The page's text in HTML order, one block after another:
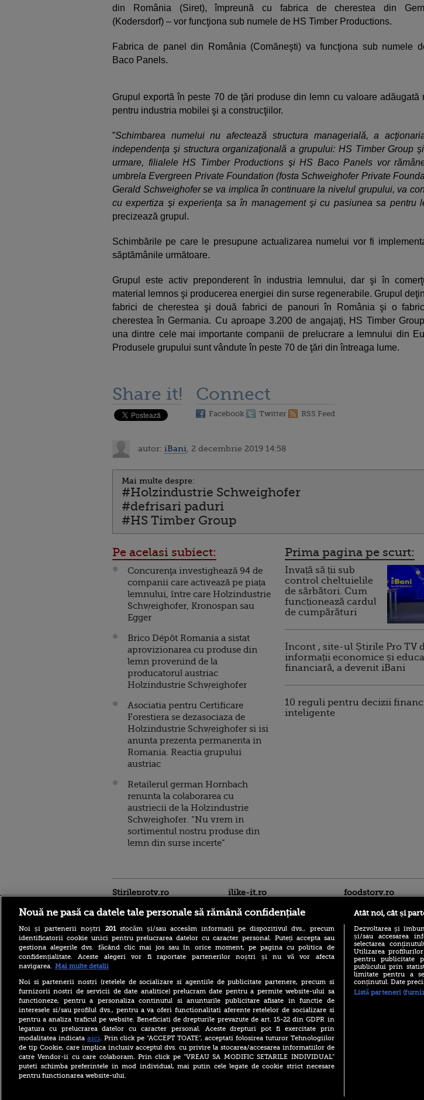
din România (Siret), împreună cu fabrica de cherestea din
(Kodersdorf) – vor funcţiona sub numele de HS Timber Productions.
Fabrica de panel din România (Comăneşti) va funcţiona sub numele
Baco Panels.
Grupul exportă în peste 70 de ţări produse din lemn cu valoare adăugată
pentru industria mobilei şi a construcţiilor.
”Schimbarea numelui nu afectează structura managerială, a
independenţa şi structura organizaţională a grupului: HS Timber Group
urmare, filialele HS Timber Productions şi HS Baco Panels vor
umbrela Evergreen Private Foundation (fosta Schweighofer Private
Gerald Schweighofer se va implica în continuare la nivelul grupului, va
cu expertiza şi experienţa sa în management şi cu pasiunea sa pentru
precizează grupul.
Schimbările pe care le presupune actualizarea numelui vor fi
săptămânile următoare.
Grupul este activ preponderent în industria lemnului, dar şi în
material lemnos şi producerea energiei din surse regenerabile. Grupul
fabrici de cherestea şi două fabrici de panouri în România şi o
cherestea în Germania. Cu aproape 3.200 de angajaţi, HS Timber
una dintre cele mai importante companii de prelucrare a lemnului din
Produsele grupului sunt vândute în peste 70 de ţări din întreaga lume.
Share it! Connect
Facebook Twitter RSS Feed
autor: iBani , 2 decembrie 2019 14:58
Mai multe despre:
#Holzindustrie Schweighofer
#defrisari paduri
#HS Timber Group
Pe acelasi subiect:
Concurenţa investighează 94 de
companii care activează pe piața
lemnului, între care Holzindustrie
Schweighofer, Kronospan sau
Egger
Brico Dépôt Romania a sistat
aprovizionarea cu produse din
lemn provenind de la
producatorul austriac
Holzindustrie Schweighofer
Asociatia pentru Certificare
Forestiera se dezasociaza de
Holzindustrie Schweighofer si isi
anunta prezenta permanenta in
Romania. Reactia grupului
austriac
Retailerul german Hornbach
renunta la colaborarea cu
austriecii de la Holzindustrie
Schweighofer. “Nu vrem in
sortimentul nostru produse din
lemn din surse incerte”
Prima pagina pe scurt:
Invață să ții sub
control cheltuielile
de sărbători. Cum
funcționează cardul
de cumpărături
Incont , site-ul Știrile Pro TV
informații economice și
financiară, a devenit iBani
10 reguli pentru decizii
inteligente
Stirileprotv.ro
Iranul le pune SUA pentru a
redeschide strâmtoarea
Ormuz după „două războaie
Iranul, aproape de un acord
cu Omanul pentru
Strâmtoarea Ormuz. Ce
condiții pune Teheranul
Volodimir Zelenski, apel
disperat către aliați:
„Rachetele voastre din
ilike-it.ro foodstory.ro
(P) Descoperă Lumea
Evenimentelor din
cu Transilvania
Nouă ne pasă ca datele tale personale să rămână confidențiale
Noi și partenerii noștri 201stocăm și/sau accesăm informații pe dispozitivul dvs., precum
identificatorii cookie unici pentru prelucrarea datelor cu caracter personal. Puteți accepta sau
gestiona alegerile dvs. făcând clic mai jos sau în orice moment, pe pagina cu politica de
confidențialitate. Aceste alegeri vor fi raportate partenerilor noștri și nu vă vor afecta
navigarea. Mai multe detalii
Noi si partenerii nostri (retelele de socializare si agentiile de publicitate partenere, precum si
furnizorii nostri de servicii de date analitice) prelucram date pentru a permite website-ului sa
functioneze, pentru a personaliza continutul si anunturile publicitare afisate in functie de
interesele si/sau profilul dvs., pentru a va oferi functionalitati aferente retelelor de socializare si
pentru a analiza traficul pe website. Beneficiati de drepturile prevazute de art. 15-22 din GDPR in
legatura cu prelucrarea datelor cu caracter personal. Aceste drepturi pot fi exercitate prin
modalitatea indicata aici. Prin click pe “ACCEPT TOATE”, acceptati folosirea tuturor Tehnologiilor
de tip Cookie, care implica inclusiv acceptul dvs. cu privire la stocarea/accesarea informatiilor de
catre Vendor-ii cu care colaboram. Prin click pe “VREAU SA MODIFIC SETARILE INDIVIDUAL”
puteti schimba preferintele in mod individual, mai putin cele legate de cookie strict necesare
pentru functionarea website-ului.
Atât noi, cât și
Dezvoltarea și
și/sau accesarea
selectarea
Utilizarea
pentru publicitate
publicului prin
limitate pentru a
conținutul. Date
Listă parteneri